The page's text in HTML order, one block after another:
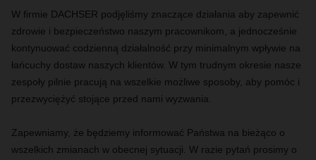
W firmie DACHSER podjęliśmy znaczące działania aby zapewnić
zdrowie i bezpieczeństwo naszym pracownikom, a jednocześnie
kontynuować codzienną działalność przy minimalnym wpływie na
łańcuchy dostaw naszych klientów. W tym trudnym okresie nasze
zespoły pilnie pracują na wszelkie możliwe sposoby, aby pomóc i
przezwyciężyć stojące przed nami wyzwania.
Zapewniamy, że będziemy informować Państwa na bieżąco o
wszelkich zmianach w obecnej sytuacji. W razie pytań prosimy o